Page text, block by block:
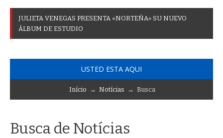
JULIETA VENEGAS PRESENTA «NORTEÑA» SU NUEVO
ÁLBUM DE ESTUDIO
USTED ESTA AQUI
Início → Notícias → Busca
Busca de Notícias